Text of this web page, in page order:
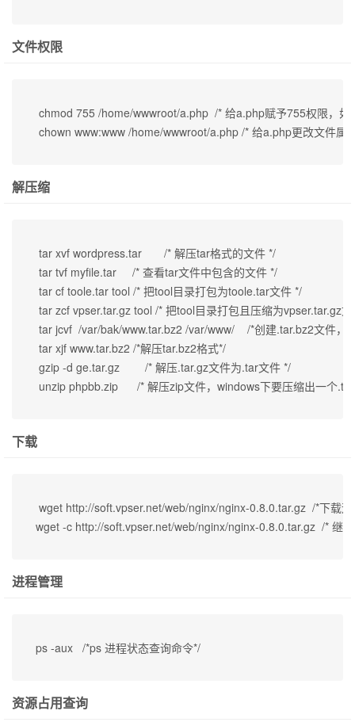
文件权限
chmod 755 /home/wwwroot/a.php  /* 给a.php赋予755权限，
chown www:www /home/wwwroot/a.php /* 给a.php更改文件属
解压缩
tar xvf wordpress.tar       /* 解压tar格式的文件 */
tar tvf myfile.tar     /* 查看tar文件中包含的文件 */
tar cf toole.tar tool /* 把tool目录打包为toole.tar文件 */
tar zcf vpser.tar.gz tool /* 把tool目录打包且压缩为vpser.tar.gz
tar jcvf  /var/bak/www.tar.bz2 /var/www/    /*创建.tar.bz2文件，
tar xjf www.tar.bz2 /*解压tar.bz2格式*/
gzip -d ge.tar.gz        /* 解压.tar.gz文件为.tar文件 */
unzip phpbb.zip      /* 解压zip文件，windows下要压缩出一个
下载
wget http://soft.vpser.net/web/nginx/nginx-0.8.0.tar.gz  /*下载
wget -c http://soft.vpser.net/web/nginx/nginx-0.8.0.tar.gz  /* 继
进程管理
ps -aux   /*ps 进程状态查询命令*/
资源占用查询